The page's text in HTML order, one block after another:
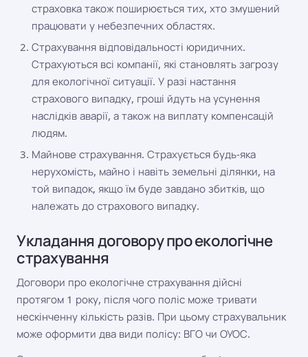
страховка також поширюється тих, хто змушений
працювати у небезпечних областях.
Страхування відповідальності юридичних.
Страхуються всі компанії, які становлять загрозу
для екологічної ситуації. У разі настання
страхового випадку, гроші йдуть на усунення
наслідків аварії, а також на виплату компенсацій
людям.
Майнове страхування. Страхується будь-яка
нерухомість, майно і навіть земельні ділянки, на
той випадок, якщо їм буде завдано збитків, що
належать до страхового випадку.
Укладання договору про екологічне
страхування
Договори про екологічне страхування дійсні
протягом 1 року, після чого поліс може тривати
нескінченну кількість разів. При цьому страхувальник
може оформити два види полісу: ВГО чи ОУОС.